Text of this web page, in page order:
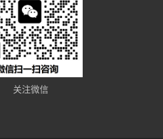
关注微信